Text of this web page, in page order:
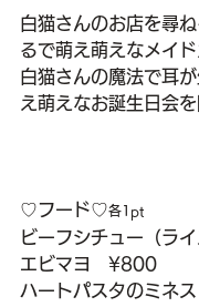
白猫さんのお店を尋
るで萌え萌えなメイ
白猫さんの魔法で耳
え萌えなお誕生日会を
♡フード♡各1pt
ビーフシチュー（ラ
エビマヨ　¥800
ハートパスタのミネ